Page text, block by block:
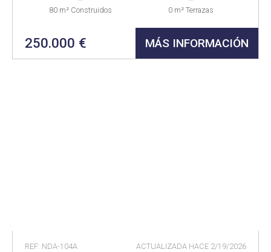
80 m² Construidos 0 m² Terrazas
250.000 € MÁS INFORMACIÓN
REF: NDA-104A ACTUALIZADA HACE 2/19/2026